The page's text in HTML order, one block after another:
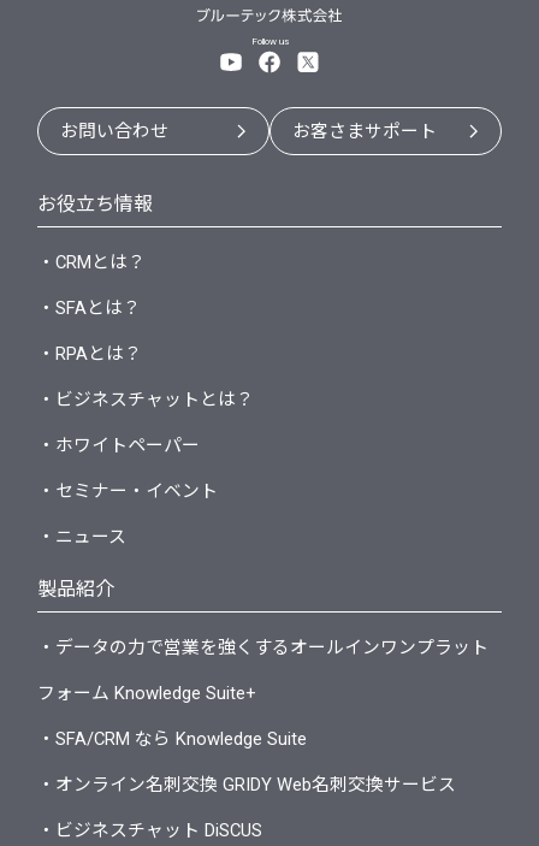
Follow us
お問い合わせ お客さまサポート
お役立ち情報
・CRMとは？
・SFAとは？
・RPAとは？
・ビジネスチャットとは？
・ホワイトペーパー
・セミナー・イベント
・ニュース
製品紹介
・データの力で営業を強くするオールインワンプラット
フォーム Knowledge Suite+
・SFA/CRM なら Knowledge Suite
・オンライン名刺交換 GRIDY Web名刺交換サービス
・ビジネスチャット DiSCUS